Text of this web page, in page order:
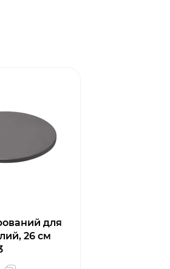
для
26 см